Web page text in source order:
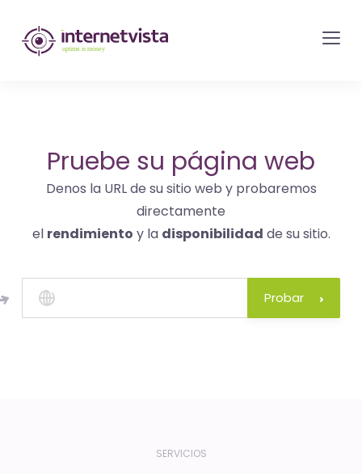
Monitorización
de
del
sitio
web
los
servicios
de
Pruebe su página web
Denos la URL de su sitio web y probaremos
directamente
el rendimiento y la disponibilidad de su sitio.
Probar
SERVICIOS